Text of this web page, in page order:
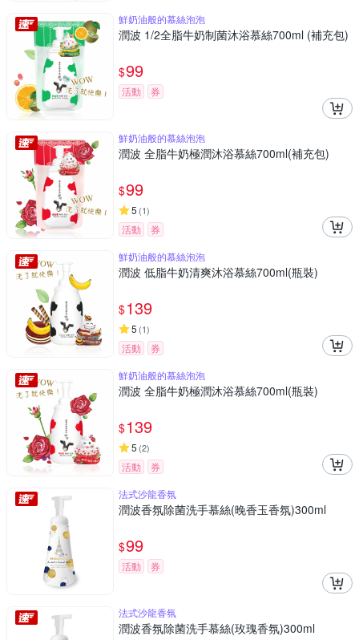
鮮奶油般的慕絲泡泡
潤波 1/2全脂牛奶制菌沐浴慕絲700ml (補充包)
$99
活動 券
鮮奶油般的慕絲泡泡
潤波 全脂牛奶極潤沐浴慕絲700ml(補充包)
$99
5 (1)
活動
券
鮮奶油般的慕絲泡泡
潤波 低脂牛奶清爽沐浴慕絲700ml(瓶裝)
$139
5 (1)
活動
券
鮮奶油般的慕絲泡泡
潤波 全脂牛奶極潤沐浴慕絲700ml(瓶裝)
$139
5 (2)
活動
券
法式沙龍香氛
潤波香氛除菌洗手慕絲(晚香玉香氛)300ml
$99
活動 券
法式沙龍香氛
潤波香氛除菌洗手慕絲(玫瑰香氛)300ml